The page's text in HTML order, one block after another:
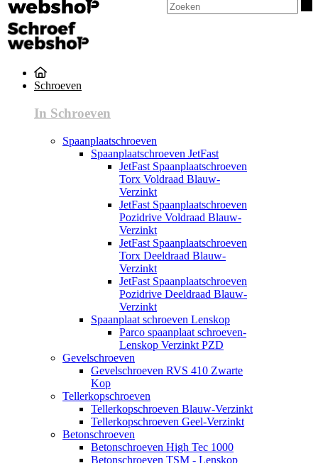
Schroeven
In Schroeven
Spaanplaatschroeven
Spaanplaatschroeven JetFast
JetFast Spaanplaatschroeven
Torx Voldraad Blauw-
Verzinkt
JetFast Spaanplaatschroeven
Pozidrive Voldraad Blauw-
Verzinkt
JetFast Spaanplaatschroeven
Torx Deeldraad Blauw-
Verzinkt
JetFast Spaanplaatschroeven
Pozidrive Deeldraad Blauw-
Verzinkt
Spaanplaat schroeven Lenskop
Parco spaanplaat schroeven-
Lenskop Verzinkt PZD
Gevelschroeven
Gevelschroeven RVS 410 Zwarte
Kop
Tellerkopschroeven
Tellerkopschroeven Blauw-Verzinkt
Tellerkopschroeven Geel-Verzinkt
Betonschroeven
Betonschroeven High Tec 1000
Betonschroeven TSM - Lenskop